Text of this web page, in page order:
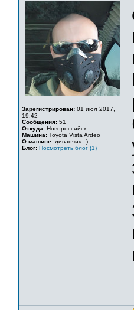
Зарегистрирован: 01 июл 2017,
19:42
Сообщения: 51
Откуда: Новороссийск
Машина: Toyota Vista Ardeo
О машине: диванчик =)
Блог: Посмотреть блог (1)